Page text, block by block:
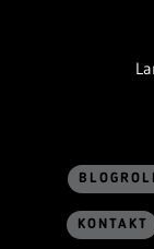
KONTAKT